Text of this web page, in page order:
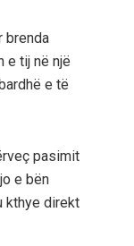
brenda
e tij në një
e të
pasimit
e bën
kthye direkt